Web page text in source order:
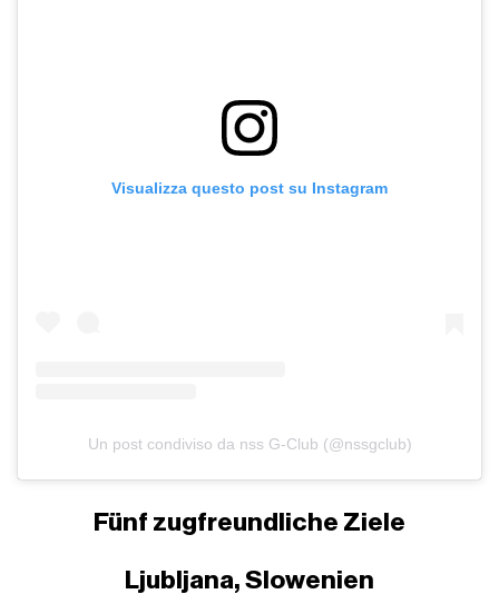
Visualizza questo post su Instagram
Un post condiviso da nss G-Club (@nssgclub)
Fünf zugfreundliche Ziele
Ljubljana, Slowenien